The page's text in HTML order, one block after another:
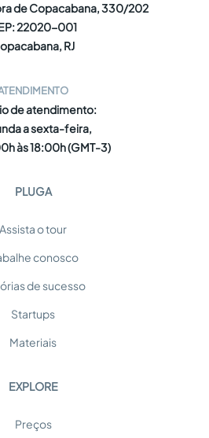
de Copacabana, 330/202
22020-001
RJ
de atendimento:
a sexta-feira,
às 18:00h (GMT-3)
PLUGA
Assista o tour
conosco
de sucesso
Startups
Materiais
EXPLORE
Preços